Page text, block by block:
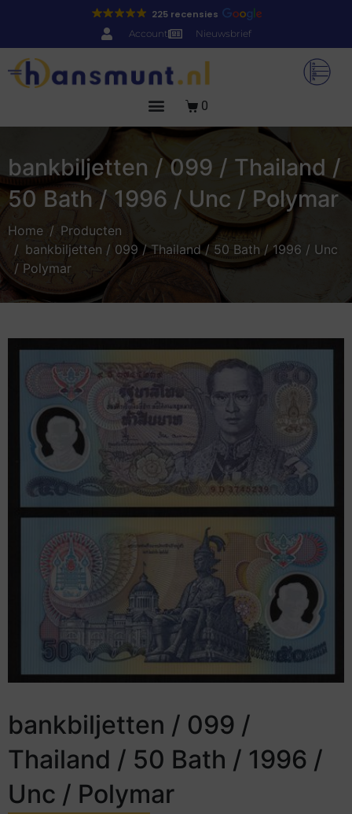
225 recensies
Account Nieuwsbrief
0
bankbiljetten / 099 / Thailand /
50 Bath / 1996 / Unc / Polymar
Home
Producten
bankbiljetten / 099 / Thailand / 50 Bath / 1996 / Unc
/ Polymar
bankbiljetten / 099 /
Thailand / 50 Bath / 1996 /
Unc / Polymar